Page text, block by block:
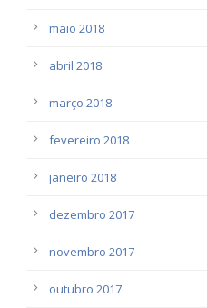
maio 2018
abril 2018
março 2018
fevereiro 2018
janeiro 2018
dezembro 2017
novembro 2017
outubro 2017